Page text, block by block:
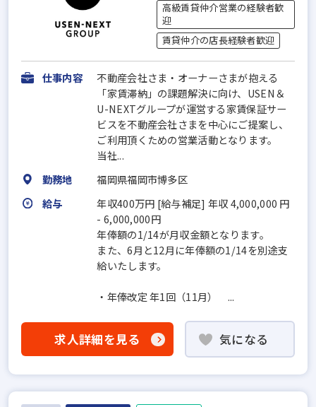
高級賃貸仲介営業の経験者歓
迎
賃貸仲介の店長経験者歓迎
仕事内容
不動産会社さま・オーナーさまが抱える
「家賃滞納」の課題解決に向け、USEN＆
U-NEXTグループが運営する家賃保証サー
ビスを不動産会社さまを中心にご提案し、
ご利用頂くための営業活動となります。
当社...
勤務地
福岡県福岡市博多区
給与
年収400万円 [給与補足] 年収 4,000,000 円
- 6,000,000円
年俸額の1/14が月収金額となります。
また、6月と12月に年俸額の1/14を別途支
給いたします。
・年俸改定 年1回（11月） ...
求人詳細を見る 気になる